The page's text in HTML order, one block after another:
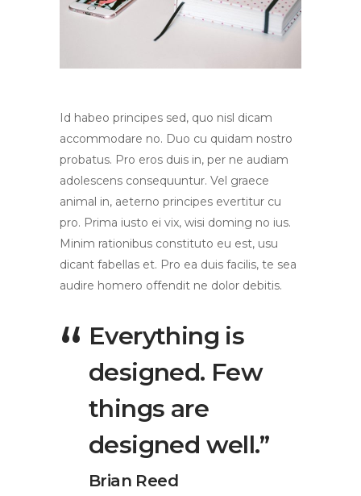
Id habeo principes sed, quo nisl dicam
accommodare no. Duo cu quidam nostro
probatus. Pro eros duis in, per ne audiam
adolescens consequuntur. Vel graece
animal in, aeterno principes evertitur cu
pro. Prima iusto ei vix, wisi doming no ius.
Minim rationibus constituto eu est, usu
dicant fabellas et. Pro ea duis facilis, te sea
audire homero offendit ne dolor debitis.
Everything is
designed. Few
things are
designed well.”
Brian Reed